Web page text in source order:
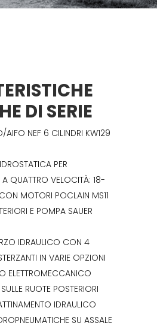
DI SERIE
AIFO NEF 6 CILINDRI KW129
PER
QUATTRO VELOCITÀ: 18-
MOTORI POCLAIN MS11
E POMPA SAUER
IDRAULICO CON 4
IN VARIE OPZIONI
ELETTROMECCANICO
RUOTE POSTERIORI
IDRAULICO
SU ASSALE